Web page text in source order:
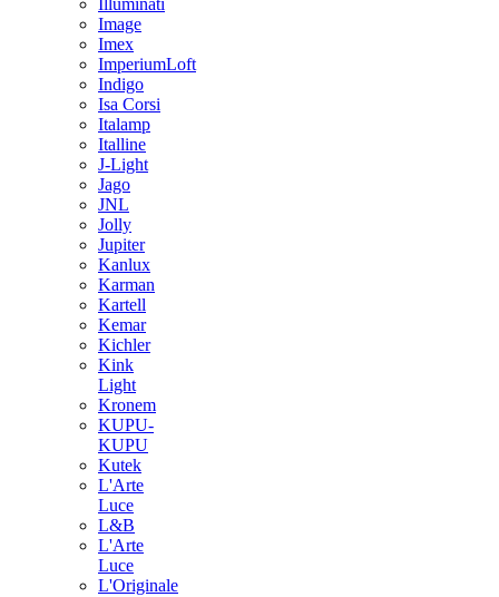
Illuminati
Image
Imex
ImperiumLoft
Indigo
Isa Corsi
Italamp
Italline
J-Light
Jago
JNL
Jolly
Jupiter
Kanlux
Karman
Kartell
Kemar
Kichler
Kink
Light
Kronem
KUPU-
KUPU
Kutek
L'Arte
Luce
L&B
L'Arte
Luce
L'Originale